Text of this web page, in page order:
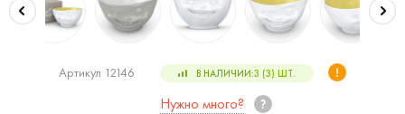
Артикул 12146 В НАЛИЧИИ:3 (3) ШТ.
Нужно много?